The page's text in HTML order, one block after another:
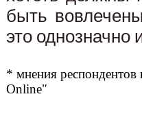
быть
это однозначно
* мнения респондентов
Online"